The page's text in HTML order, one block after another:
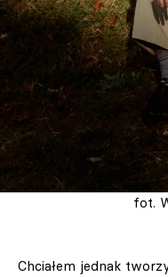
fot.
Chciałem jednak